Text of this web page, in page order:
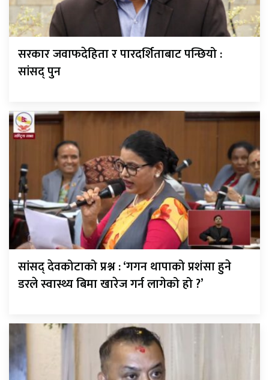
सरकार जवाफदेहिता र पारदर्शिताबाट पन्छियो :
सांसद् पुन
सांसद् देवकोटाको प्रश्न : ‘गगन थापाको प्रशंसा हुने
डरले स्वास्थ्य बिमा खारेज गर्न लागेको हो ?’